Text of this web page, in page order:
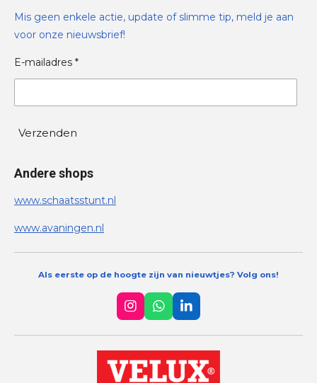
Mis geen enkele actie, update of slimme tip, meld je aan
voor onze nieuwsbrief!
E-mailadres *
Verzenden
Andere shops
www.schaatsstunt.nl
www.avaningen.nl
Als eerste op de hoogte zijn van nieuwtjes? Volg ons!
I
n
s
t
a
g
W
h
a
t
s
A
L
i
n
k
e
d